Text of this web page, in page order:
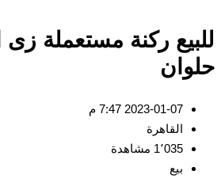
للبيع ركنة مستعملة
حلوان
2023-01-07 7:47 م
القاهرة
1٬035 مشاهدة
بيع